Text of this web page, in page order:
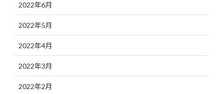
2022年6月
2022年5月
2022年4月
2022年3月
2022年2月